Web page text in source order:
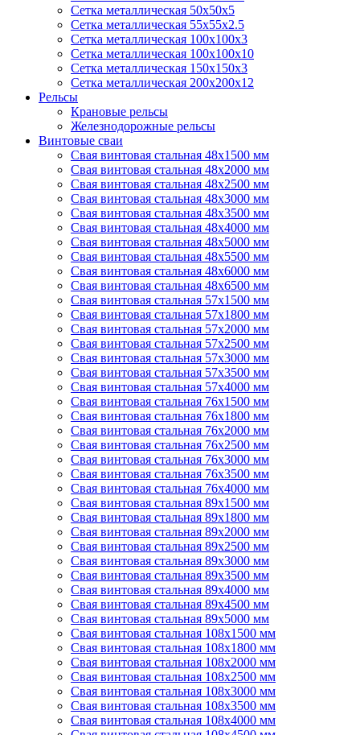
Сетка металлическая 50х50х5
Сетка металлическая 55х55х2.5
Сетка металлическая 100х100х3
Сетка металлическая 100х100х10
Сетка металлическая 150х150х3
Сетка металлическая 200х200х12
Рельсы
Крановые рельсы
Железнодорожные рельсы
Винтовые сваи
Свая винтовая стальная 48х1500 мм
Свая винтовая стальная 48х2000 мм
Свая винтовая стальная 48х2500 мм
Свая винтовая стальная 48х3000 мм
Свая винтовая стальная 48х3500 мм
Свая винтовая стальная 48х4000 мм
Свая винтовая стальная 48х5000 мм
Свая винтовая стальная 48х5500 мм
Свая винтовая стальная 48х6000 мм
Свая винтовая стальная 48х6500 мм
Свая винтовая стальная 57х1500 мм
Свая винтовая стальная 57х1800 мм
Свая винтовая стальная 57х2000 мм
Свая винтовая стальная 57х2500 мм
Свая винтовая стальная 57х3000 мм
Свая винтовая стальная 57х3500 мм
Свая винтовая стальная 57х4000 мм
Свая винтовая стальная 76х1500 мм
Свая винтовая стальная 76х1800 мм
Свая винтовая стальная 76х2000 мм
Свая винтовая стальная 76х2500 мм
Свая винтовая стальная 76х3000 мм
Свая винтовая стальная 76х3500 мм
Свая винтовая стальная 76х4000 мм
Свая винтовая стальная 89х1500 мм
Свая винтовая стальная 89х1800 мм
Свая винтовая стальная 89х2000 мм
Свая винтовая стальная 89х2500 мм
Свая винтовая стальная 89х3000 мм
Свая винтовая стальная 89х3500 мм
Свая винтовая стальная 89х4000 мм
Свая винтовая стальная 89х4500 мм
Свая винтовая стальная 89х5000 мм
Свая винтовая стальная 108х1500 мм
Свая винтовая стальная 108х1800 мм
Свая винтовая стальная 108х2000 мм
Свая винтовая стальная 108х2500 мм
Свая винтовая стальная 108х3000 мм
Свая винтовая стальная 108х3500 мм
Свая винтовая стальная 108х4000 мм